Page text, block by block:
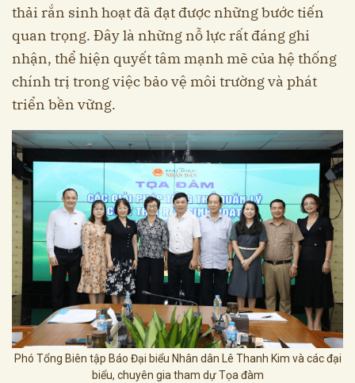
thải rắn sinh hoạt đã đạt được những bước tiến
quan trọng. Đây là những nỗ lực rất đáng ghi
nhận, thể hiện quyết tâm mạnh mẽ của hệ thống
chính trị trong việc bảo vệ môi trường và phát
triển bền vững.
Phó Tổng Biên tập Báo Đại biểu Nhân dân Lê Thanh Kim và các đại
biểu, chuyên gia tham dự Tọa đàm